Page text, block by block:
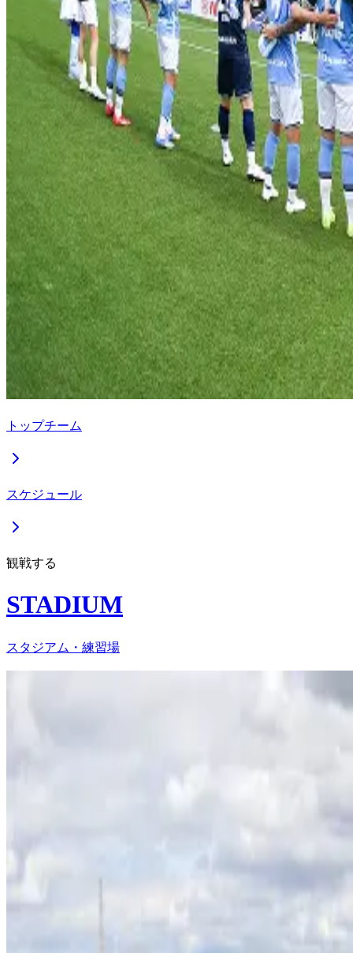
トップチーム
スケジュール
観戦する
STADIUM
スタジアム・練習場